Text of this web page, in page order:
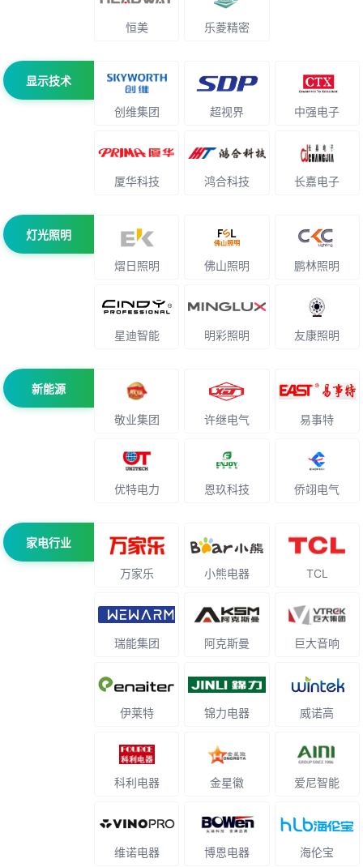
恒美 乐菱精密
显示技术
创维集团 超视界 中强电子
厦华科技 鸿合科技 长嘉电子
灯光照明
熠日照明 佛山照明 鹏林照明
星迪智能 明彩照明 友康照明
新能源
敬业集团 许继电气 易事特
优特电力 恩玖科技 侨翊电气
家电行业
万家乐 小熊电器 TCL
瑞能集团 阿克斯曼 巨大音响
伊莱特 锦力电器 威诺高
科利电器 金星徽 爱尼智能
维诺电器 博恩电器 海伦宝